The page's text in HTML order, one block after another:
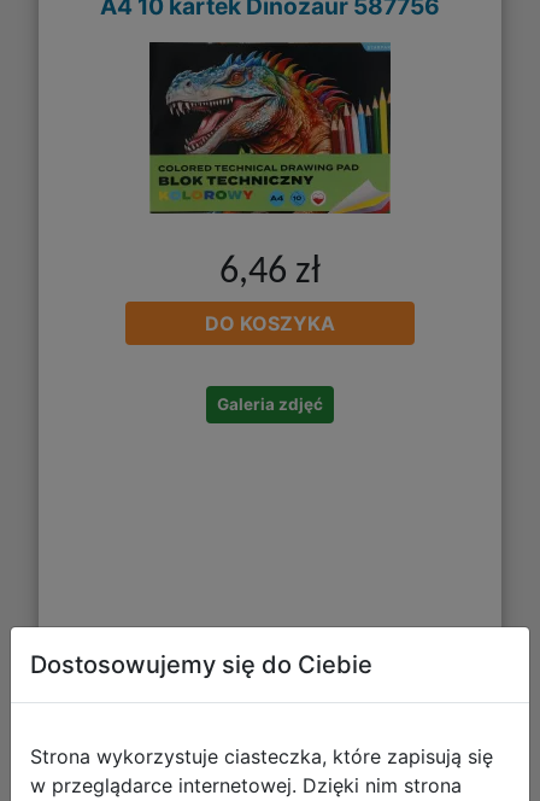
6,46 zł
DO KOSZYKA
Galeria zdjęć
Rex Z18853
Dostosowujemy się do Ciebie
Strona wykorzystuje ciasteczka, które zapisują się
w przeglądarce internetowej. Dzięki nim strona